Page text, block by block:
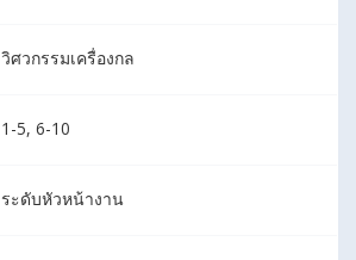
วิศวกรรมเครื่องกล
1-5, 6-10
ระดับหัวหน้างาน